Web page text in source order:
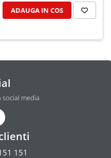
ADAUGA IN COS
social media
151